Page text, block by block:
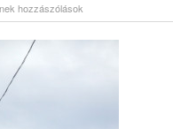
hozzászólások